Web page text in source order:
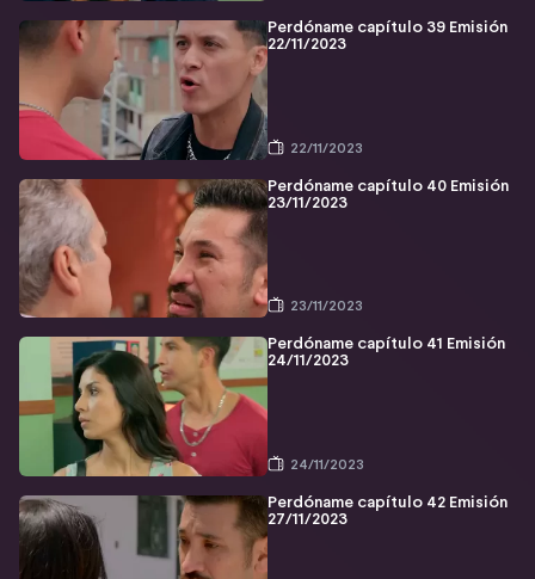
Perdóname capítulo 39 Emisión
22/11/2023
22/11/2023
Perdóname capítulo 40 Emisión
23/11/2023
23/11/2023
Perdóname capítulo 41 Emisión
24/11/2023
24/11/2023
Perdóname capítulo 42 Emisión
27/11/2023